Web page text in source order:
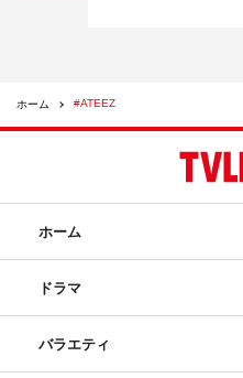
ホーム #ATEEZ
ホーム
ドラマ
バラエティ